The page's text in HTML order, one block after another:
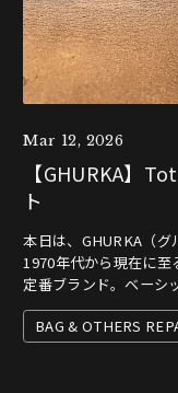
Mar 12, 2026
【GHURKA】
ト
本日は、GHURKA（グ
1970年代から現在に
定番ブランド。ベーシ
BAG & OTHERS